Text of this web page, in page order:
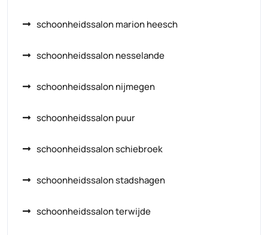
schoonheidssalon marion heesch
schoonheidssalon nesselande
schoonheidssalon nijmegen
schoonheidssalon puur
schoonheidssalon schiebroek
schoonheidssalon stadshagen
schoonheidssalon terwijde